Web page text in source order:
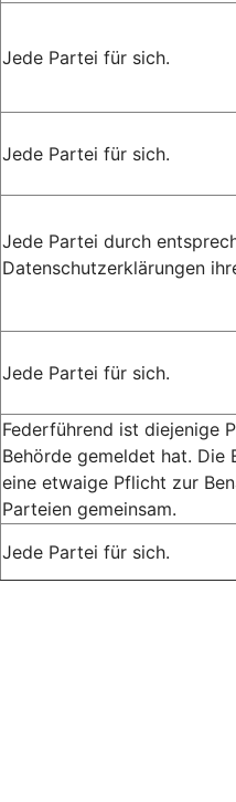
Jede Partei für sich.
Jede Partei für sich.
Jede Partei durch
Datenschutzerklärungen
Jede Partei für sich.
Federführend ist diejenige
Behörde gemeldet hat. Die
eine etwaige Pflicht zur
Parteien gemeinsam.
Jede Partei für sich.